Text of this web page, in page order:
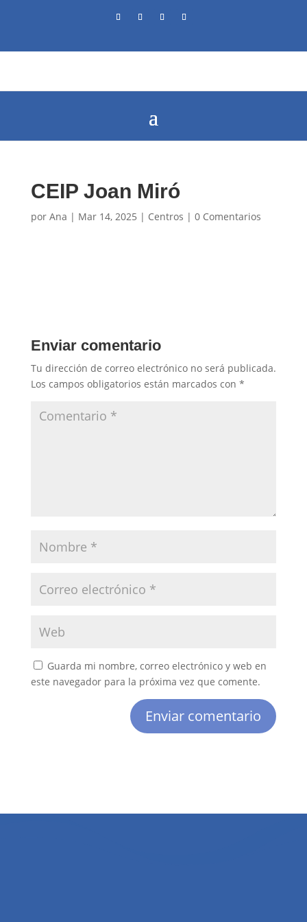
CEIP Joan Miró
por Ana | Mar 14, 2025 | Centros | 0 Comentarios
Enviar comentario
Tu dirección de correo electrónico no será publicada.
Los campos obligatorios están marcados con *
Guarda mi nombre, correo electrónico y web en
este navegador para la próxima vez que comente.